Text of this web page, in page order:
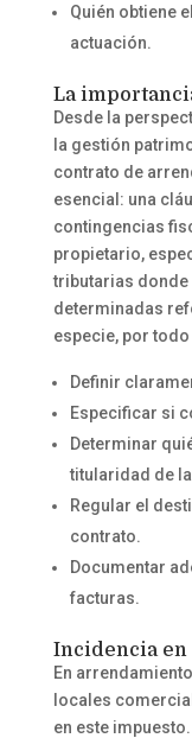
Quién obtiene
actuación.
La
Desde la
la gestión
contrato de
esencial: una
contingencias
propietario,
tributarias
determinadas
especie, por
Definir
Especificar si
Determinar
titularidad de
Regular el
contrato.
Documentar
facturas.
Incidencia en
En
locales
en este impuesto.